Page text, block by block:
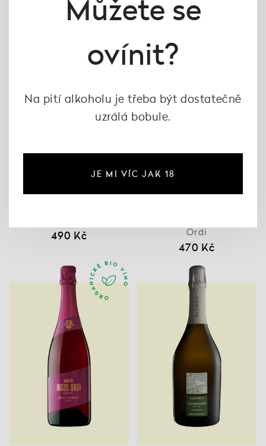
490 Kč
Ordi
470 Kč
Můžete se
ovínit?
Na pití alkoholu je třeba být dostatečně
uzrálá bobule.
JE MI VÍC JAK 18